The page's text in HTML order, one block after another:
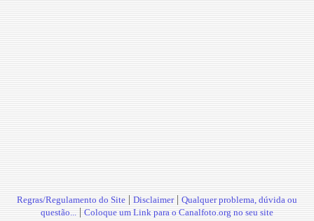
Regras/Regulamento do Site | Disclaimer| Qualquer problema, dúvida ou
questão... | Coloque um Link para o Canalfoto.org no seu site